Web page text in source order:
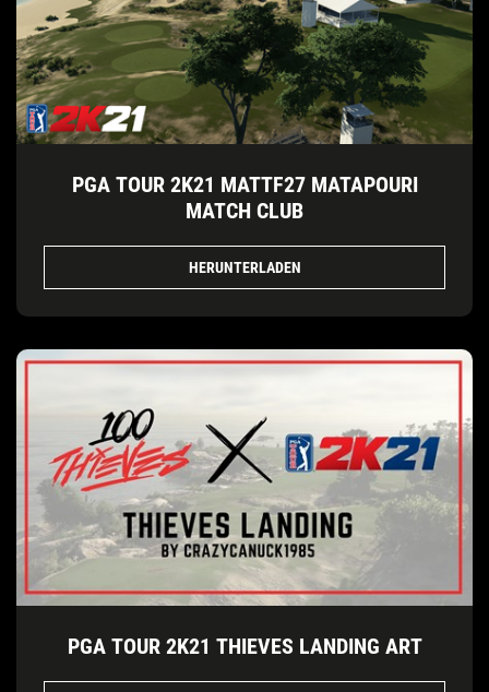
PGA TOUR 2K21 MATTF27 MATAPOURI
MATCH CLUB
HERUNTERLADEN
PGA TOUR 2K21 THIEVES LANDING ART